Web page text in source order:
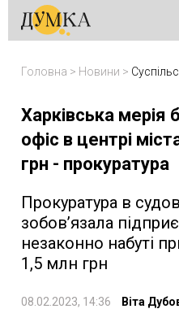
Головна > Новини >
Харківська мерія
офіс в центрі
грн - прокуратура
Прокуратура в
зобов’язала
незаконно набуті
1,5 млн грн
08.02.2023, 14:36 Віта